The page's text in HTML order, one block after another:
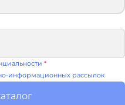
*
информационных рассылок